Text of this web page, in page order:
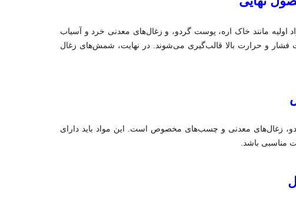
مانند خاک اره، پوست گردو، و زغال‌های معدنی خرد و آسیاب
و حرارت بالا قالب‌گیری می‌شوند. در نهایت، شمش‌های زغال
زغال‌های معدنی و چسب‌های مخصوص است. این مواد باید دارای
مناسبی باشد.